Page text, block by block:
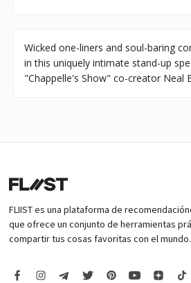
Wicked one-liners and soul-baring
in this uniquely intimate stand-up
"Chappelle's Show" co-creator Neal
FLIIST es una plataforma de
que ofrece un conjunto de herramientas
compartir tus cosas favoritas con el mundo.